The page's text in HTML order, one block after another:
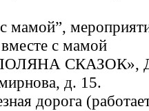
мамой”,
с мамой
СКАЗОК»,
д. 15.
дорога